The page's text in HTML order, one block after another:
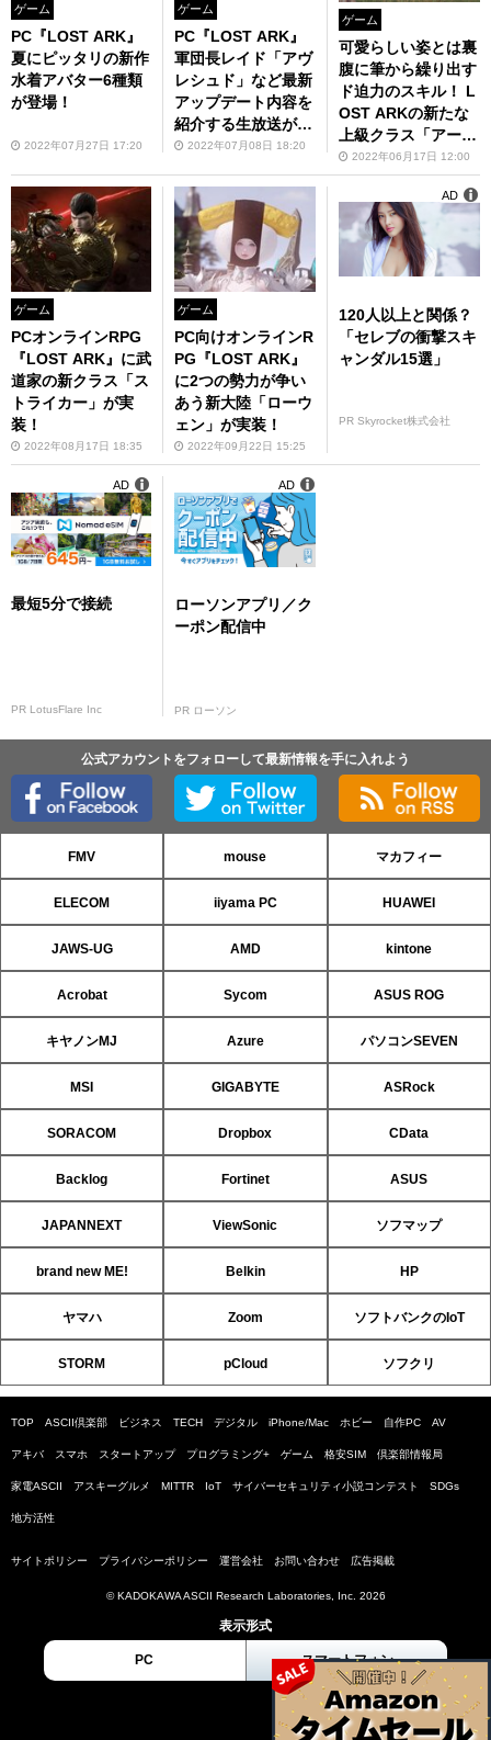
ゲーム
PC『LOST ARK』
夏にピッタリの新作
水着アバター6種類
が登場！
2022年07月27日 17:20
ゲーム
PC『LOST ARK』
軍団長レイド「アヴ
レシュド」など最新
アップデート内容を
紹介する生放送が、
7月12日21時より配
2022年07月08日 18:20
ゲーム
可愛らしい姿とは裏
腹に筆から繰り出す
ド迫力のスキル！ L
OST ARKの新たな
上級クラス「アーテ
ィスト」を試した
2022年06月17日 12:00
ゲーム
PCオンラインRPG
『LOST ARK』に武
道家の新クラス「ス
トライカー」が実
装！
2022年08月17日 18:35
ゲーム
PC向けオンラインR
PG『LOST ARK』
に2つの勢力が争い
あう新大陸「ローウ
ェン」が実装！
2022年09月22日 15:25
120人以上と関係？
「セレブの衝撃スキ
ャンダル15選」
PR Skyrocket株式会社
AD
最短5分で接続
PR LotusFlare Inc
AD
ローソンアプリ／ク
ーポン配信中
PR ローソン
AD
公式アカウントをフォローして最新情報を手に入れよう
FMV mouse マカフィー
ELECOM iiyama PC HUAWEI
JAWS-UG AMD kintone
Acrobat Sycom ASUS ROG
キヤノンMJ Azure パソコンSEVEN
MSI GIGABYTE ASRock
SORACOM Dropbox CData
Backlog Fortinet ASUS
JAPANNEXT ViewSonic ソフマップ
brand new ME! Belkin HP
ヤマハ Zoom ソフトバンクのIoT
STORM pCloud ソフクリ
TOP ASCII倶楽部 ビジネス TECH デジタル iPhone/Mac ホビー 自作PC AV
アキバ スマホ スタートアップ プログラミング+ ゲーム 格安SIM 倶楽部情報局
家電ASCII アスキーグルメ MITTR IoT サイバーセキュリティ小説コンテスト SDGs
地方活性
サイトポリシー プライバシーポリシー 運営会社 お問い合わせ 広告掲載
© KADOKAWA ASCII Research Laboratories, Inc. 2026
表示形式
PC スマートフォン